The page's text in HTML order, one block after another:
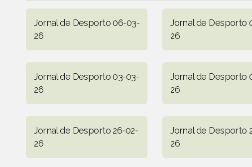
Jornal de Desporto 06-03-
26
Jornal de Desporto
26
Jornal de Desporto 03-03-
26
Jornal de Desporto
26
Jornal de Desporto 26-02-
26
Jornal de Desporto
26